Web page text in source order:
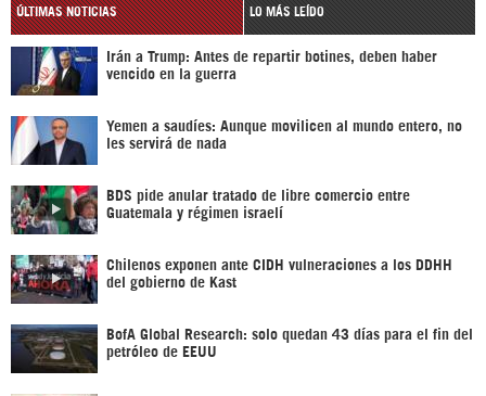
ÚLTIMAS NOTICIAS LO MÁS LEÍDO
Irán a Trump: Antes de repartir botines, deben haber
vencido en la guerra
Yemen a saudíes: Aunque movilicen al mundo entero, no
les servirá de nada
BDS pide anular tratado de libre comercio entre
Guatemala y régimen israelí
Chilenos exponen ante CIDH vulneraciones a los DDHH
del gobierno de Kast
BofA Global Research: solo quedan 43 días para el fin del
petróleo de EEUU